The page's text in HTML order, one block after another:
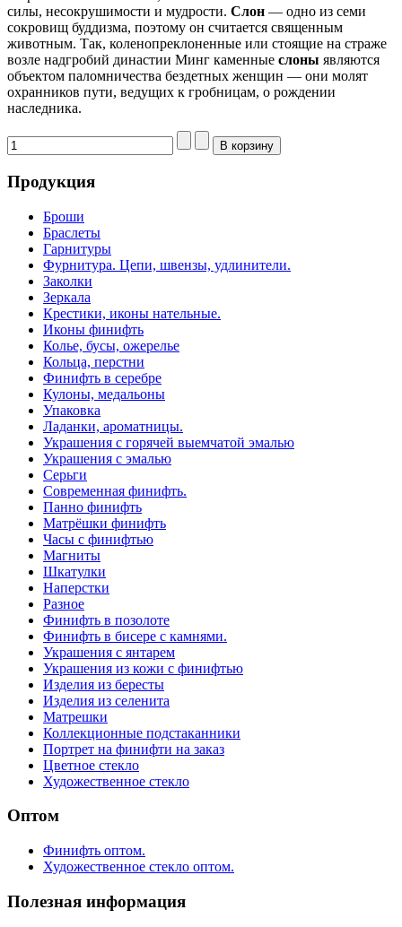
силы, несокрушимости и мудрости. Слон — одно из семи
сокровищ буддизма, поэтому он считается священным
животным. Так, коленопреклоненные или стоящие на страже
возле надгробий династии Минг каменные слоны являются
объектом паломничества бездетных женщин — они молят
охранников пути, ведущих к гробницам, о рождении
наследника.
Продукция
Броши
Браслеты
Гарнитуры
Фурнитура. Цепи, швензы, удлинители.
Заколки
Зеркала
Крестики, иконы нательные.
Иконы финифть
Колье, бусы, ожерелье
Кольца, перстни
Финифть в серебре
Кулоны, медальоны
Упаковка
Ладанки, ароматницы.
Украшения с горячей выемчатой эмалью
Украшения с эмалью
Серьги
Современная финифть.
Панно финифть
Матрёшки финифть
Часы с финифтью
Магниты
Шкатулки
Наперстки
Разное
Финифть в позолоте
Финифть в бисере с камнями.
Украшения с янтарем
Украшения из кожи с финифтью
Изделия из бересты
Изделия из селенита
Матрешки
Коллекционные подстаканники
Портрет на финифти на заказ
Цветное стекло
Художественное стекло
Оптом
Финифть оптом.
Художественное стекло оптом.
Полезная информация